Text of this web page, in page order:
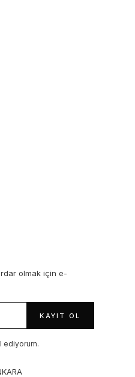
olmak için e-
KAYIT OL
ediyorum.